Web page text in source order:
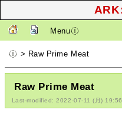
Menu
> Raw Prime Meat
Raw Prime Meat
Last-modified: 2022-07-11 (月)